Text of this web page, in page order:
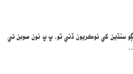
سنڌين کي نوڪريون ڏئي ٿو، پ پ نون صوبن تي